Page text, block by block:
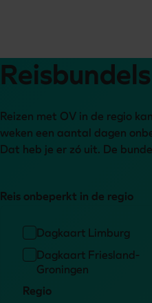
Reisbundels
Reizen met OV in de regio
weken een aantal dagen
Reis onbeperkt in de regio
Dagkaart Limburg
Dagkaart Friesland-
Groningen
Regio